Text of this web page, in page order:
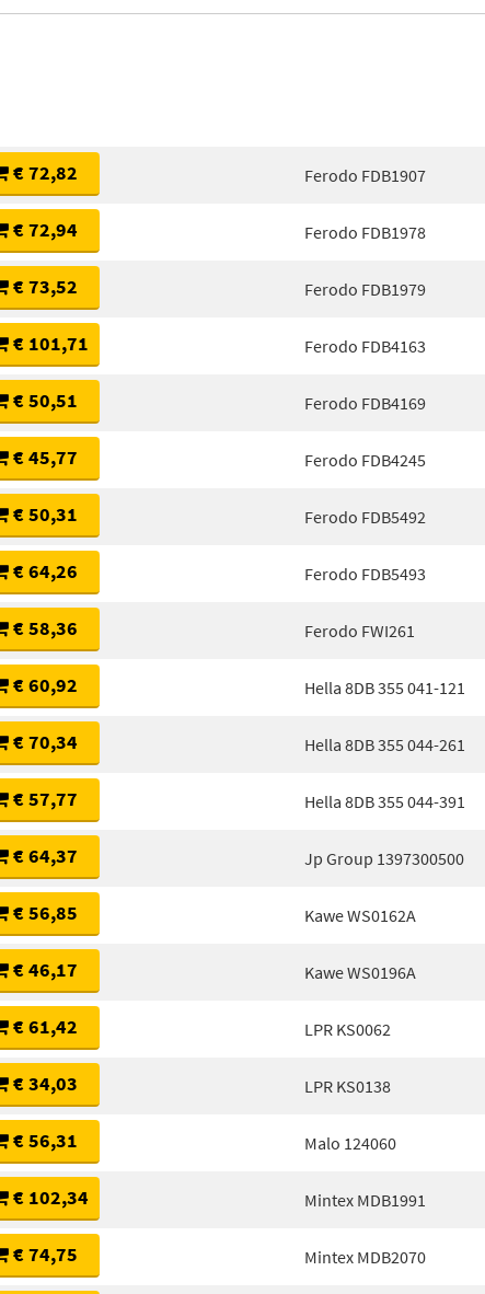
€ 72,82
€ 72,94
€ 73,52
€ 101,71
€ 50,51
€ 45,77
€ 50,31
€ 64,26
€ 58,36
€ 60,92
€ 70,34
€ 57,77
€ 64,37
€ 56,85
€ 46,17
€ 61,42
€ 34,03
€ 56,31
€ 102,34
€ 74,75
Ferodo FDB1907
Ferodo FDB1978
Ferodo FDB1979
Ferodo FDB4163
Ferodo FDB4169
Ferodo FDB4245
Ferodo FDB5492
Ferodo FDB5493
Ferodo FWI261
Hella 8DB 355 041-121
Hella 8DB 355 044-261
Hella 8DB 355 044-391
Jp Group 1397300500
Kawe WS0162A
Kawe WS0196A
LPR KS0062
LPR KS0138
Malo 124060
Mintex MDB1991
Mintex MDB2070